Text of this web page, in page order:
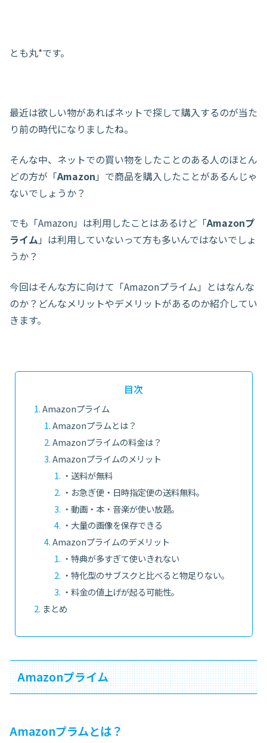
とも丸*です。
最近は欲しい物があればネットで探して購入するのが当た
り前の時代になりましたね。
そんな中、ネットでの買い物をしたことのある人のほとん
どの方が「Amazon 」で商品を購入したことがあるんじゃ
ないでしょうか？
でも「Amazon」は利用したことはあるけど「Amazonプ
ライム 」は利用していないって方も多いんではないでしょ
うか？
今回はそんな方に向けて「Amazonプライム」とはなんな
のか？どんなメリットやデメリットがあるのか紹介してい
きます。
目次
Amazonプライム
Amazonプラムとは？
Amazonプライムの料金は？
Amazonプライムのメリット
・送料が無料
・お急ぎ便・日時指定便の送料無料。
・動画・本・音楽が使い放題。
・大量の画像を保存できる
Amazonプライムのデメリット
・特典が多すぎて使いきれない
・特化型のサブスクと比べると物足りない。
・料金の値上げが起る可能性。
まとめ
Amazonプライム
Amazonプラムとは？